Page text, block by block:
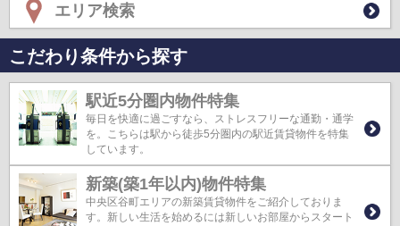
エリア検索
こだわり条件から探す
駅近5分圏内物件特集
毎日を快適に過ごすなら、ストレスフリーな通勤・通学
を。こちらは駅から徒歩5分圏内の駅近賃貸物件を特集
しています。
新築(築1年以内)物件特集
中央区谷町エリアの新築賃貸物件をご紹介しておりま
す。新しい生活を始めるには新しいお部屋からスタート